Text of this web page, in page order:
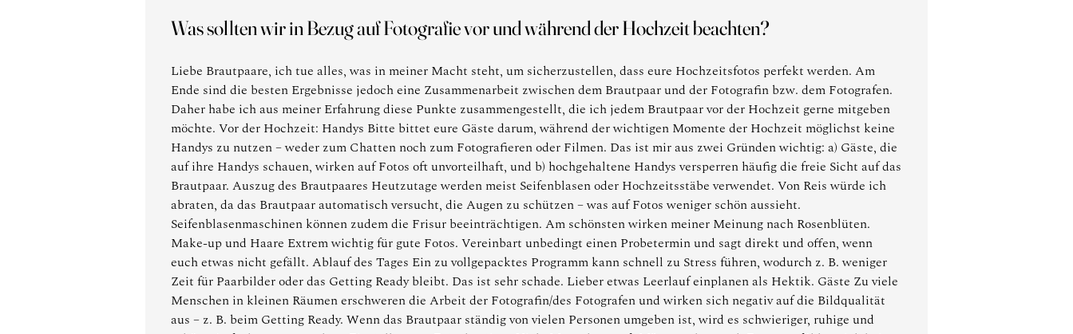
Was sollten wir in Bezug auf Fotografie vor und während der Hochzeit beachten?
Liebe Brautpaare, ich tue alles, was in meiner Macht steht, um sicherzustellen, dass eure Hochzeitsfotos perfekt werden. Am
Ende sind die besten Ergebnisse jedoch eine Zusammenarbeit zwischen dem Brautpaar und der Fotografin bzw. dem Fotografen.
Daher habe ich aus meiner Erfahrung diese Punkte zusammengestellt, die ich jedem Brautpaar vor der Hochzeit gerne mitgeben
möchte. Vor der Hochzeit: Handys Bitte bittet eure Gäste darum, während der wichtigen Momente der Hochzeit möglichst keine
Handys zu nutzen – weder zum Chatten noch zum Fotografieren oder Filmen. Das ist mir aus zwei Gründen wichtig: a) Gäste, die
auf ihre Handys schauen, wirken auf Fotos oft unvorteilhaft, und b) hochgehaltene Handys versperren häufig die freie Sicht auf das
Brautpaar. Auszug des Brautpaares Heutzutage werden meist Seifenblasen oder Hochzeitsstäbe verwendet. Von Reis würde ich
abraten, da das Brautpaar automatisch versucht, die Augen zu schützen – was auf Fotos weniger schön aussieht.
Seifenblasenmaschinen können zudem die Frisur beeinträchtigen. Am schönsten wirken meiner Meinung nach Rosenblüten.
Make-up und Haare Extrem wichtig für gute Fotos. Vereinbart unbedingt einen Probetermin und sagt direkt und offen, wenn
euch etwas nicht gefällt. Ablauf des Tages Ein zu vollgepacktes Programm kann schnell zu Stress führen, wodurch z. B. weniger
Zeit für Paarbilder oder das Getting Ready bleibt. Das ist sehr schade. Lieber etwas Leerlauf einplanen als Hektik. Gäste Zu viele
Menschen in kleinen Räumen erschweren die Arbeit der Fotografin/des Fotografen und wirken sich negativ auf die Bildqualität
aus – z. B. beim Getting Ready. Wenn das Brautpaar ständig von vielen Personen umgeben ist, wird es schwieriger, ruhige und